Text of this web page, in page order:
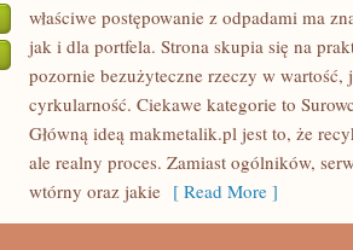
właściwe postępowanie z odpadami ma
jak i dla portfela. Strona skupia się na
pozornie bezużyteczne rzeczy w wartość,
cyrkularność. Ciekawe kategorie to
Główną ideą makmetalik.pl jest to, że
ale realny proces. Zamiast ogólników,
wtórny oraz jakie [ Read More ]